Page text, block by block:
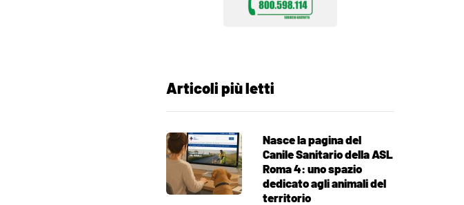
Articoli più letti
Nasce la pagina del
Canile Sanitario della ASL
Roma 4: uno spazio
dedicato agli animali del
territorio